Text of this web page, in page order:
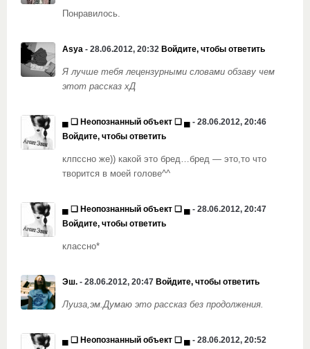
Понравилось.
Asya - 28.06.2012, 20:32 Войдите, чтобы ответить
Я лучше тебя лецензурными словами обзаву чем
этот рассказ хД
▄ ❏ Неопознанный объект ❏ ▄ - 28.06.2012, 20:46
Войдите, чтобы ответить
клпссно же)) какой это бред…бред — это,то что
творится в моей голове^^
▄ ❏ Неопознанный объект ❏ ▄ - 28.06.2012, 20:47
Войдите, чтобы ответить
классно*
Эш. - 28.06.2012, 20:47 Войдите, чтобы ответить
Луиза,эм.Думаю это рассказ без продолжения.
▄ ❏ Неопознанный объект ❏ ▄ - 28.06.2012, 20:52